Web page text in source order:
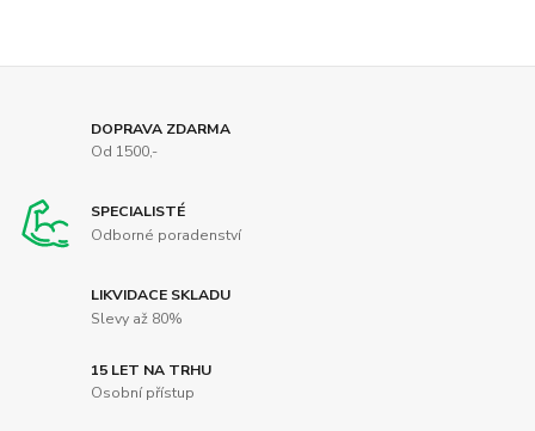
DOPRAVA ZDARMA
Od 1500,-
SPECIALISTÉ
Odborné poradenství
LIKVIDACE SKLADU
Slevy až 80%
15 LET NA TRHU
Osobní přístup